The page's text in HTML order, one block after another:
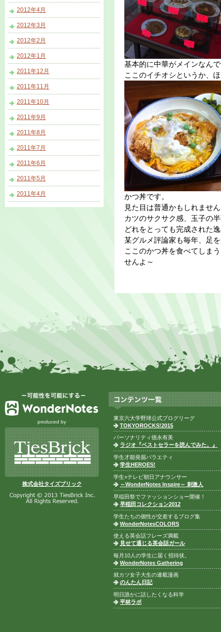
基本的に中華がメインなん
ここのイチオシというか、
かつ丼です。
見た目は普通かもしれませ
カツのサクサク感、玉子の
どれをとっても完成された
某グルメ評論家も毎年、足
ここのかつ丼を食べてしま
せんよ～
2012年4月
2012年3月
2012年2月
2012年1月
2011年12月
2011年11月
2011年10月
2011年9月
2011年8月
2011年7月
2011年6月
2011年5月
2011年4月
produced by
株式会社タイズブリック
東京六大学野球公式ブログリーグ
TOKYOROCKS!2015
パーソナリティ徳永有美
ラジオ『ベストセラーを読んでみた。』
学生才能発掘バラエティ
学生HEROES!
学生×テレビ朝日アナウンサー
～WonderNotes Inspire～ 刺激人
早稲田祭でファッションショー開催！
早稲田コレクション2012
学生たちの個性が交差するブログ集
WonderNotesCOLORS
使える英会話フレーズ満載
見せて通じる英会話ガール
毎月10人の学生に届く招待状。
WonderNotes Gathering
就カツ女子大生の連載漫画
のんたん日記
明日誰かに話したくなる科学
平林ラボ